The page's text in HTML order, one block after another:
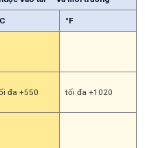
°F
đa +550 tối đa +1020